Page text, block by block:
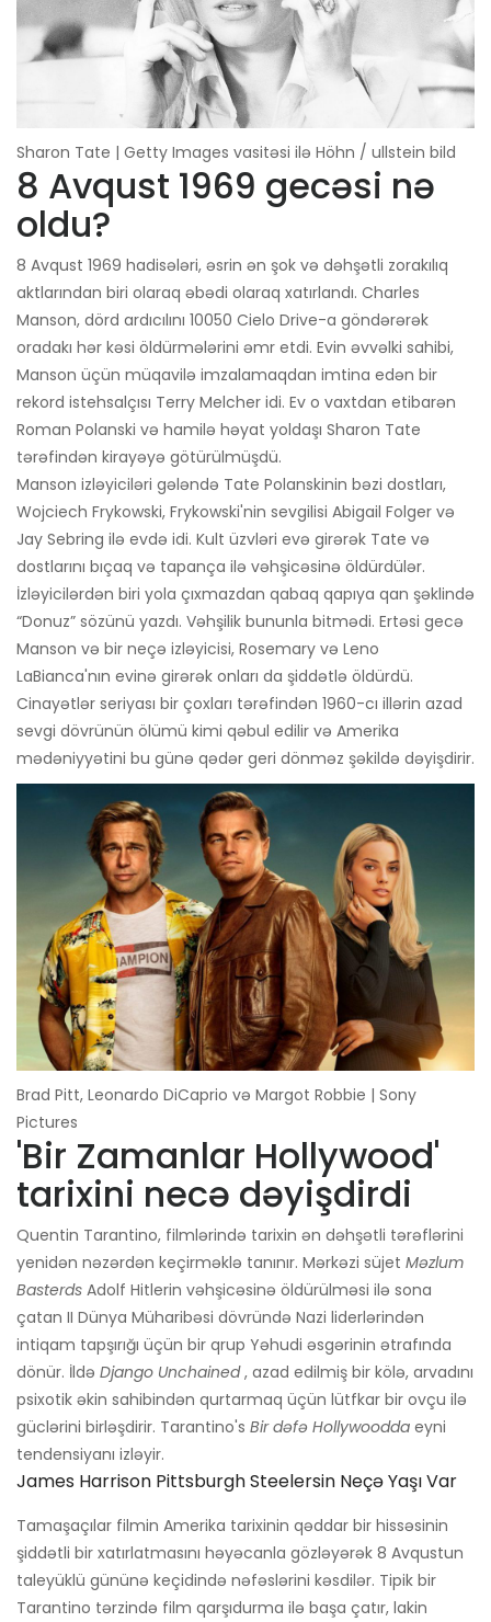
Sharon Tate | Getty Images vasitəsi ilə Höhn / ullstein bild
8 Avqust 1969 gecəsi nə
oldu?
8 Avqust 1969 hadisələri, əsrin ən şok və dəhşətli zorakılıq
aktlarından biri olaraq əbədi olaraq xatırlandı. Charles
Manson, dörd ardıcılını 10050 Cielo Drive-a göndərərək
oradakı hər kəsi öldürmələrini əmr etdi. Evin əvvəlki sahibi,
Manson üçün müqavilə imzalamaqdan imtina edən bir
rekord istehsalçısı Terry Melcher idi. Ev o vaxtdan etibarən
Roman Polanski və hamilə həyat yoldaşı Sharon Tate
tərəfindən kirayəyə götürülmüşdü.
Manson izləyiciləri gələndə Tate Polanskinin bəzi dostları,
Wojciech Frykowski, Frykowski'nin sevgilisi Abigail Folger və
Jay Sebring ilə evdə idi. Kult üzvləri evə girərək Tate və
dostlarını bıçaq və tapança ilə vəhşicəsinə öldürdülər.
İzləyicilərdən biri yola çıxmazdan qabaq qapıya qan şəklində
“Donuz” sözünü yazdı. Vəhşilik bununla bitmədi. Ertəsi gecə
Manson və bir neçə izləyicisi, Rosemary və Leno
LaBianca'nın evinə girərək onları da şiddətlə öldürdü.
Cinayətlər seriyası bir çoxları tərəfindən 1960-cı illərin azad
sevgi dövrünün ölümü kimi qəbul edilir və Amerika
mədəniyyətini bu günə qədər geri dönməz şəkildə dəyişdirir.
Brad Pitt, Leonardo DiCaprio və Margot Robbie | Sony
Pictures
'Bir Zamanlar Hollywood'
tarixini necə dəyişdirdi
Quentin Tarantino, filmlərində tarixin ən dəhşətli tərəflərini
yenidən nəzərdən keçirməklə tanınır. Mərkəzi süjet Məzlum
Basterds Adolf Hitlerin vəhşicəsinə öldürülməsi ilə sona
çatan II Dünya Müharibəsi dövründə Nazi liderlərindən
intiqam tapşırığı üçün bir qrup Yəhudi əsgərinin ətrafında
dönür. İldə Django Unchained, azad edilmiş bir kölə, arvadını
psixotik əkin sahibindən qurtarmaq üçün lütfkar bir ovçu ilə
güclərini birləşdirir. Tarantino's Bir dəfə Hollywoodda eyni
tendensiyanı izləyir.
James Harrison Pittsburgh Steelersin Neçə Yaşı Var
Tamaşaçılar filmin Amerika tarixinin qəddar bir hissəsinin
şiddətli bir xatırlatmasını həyəcanla gözləyərək 8 Avqustun
taleyüklü gününə keçidində nəfəslərini kəsdilər. Tipik bir
Tarantino tərzində film qarşıdurma ilə başa çatır, lakin